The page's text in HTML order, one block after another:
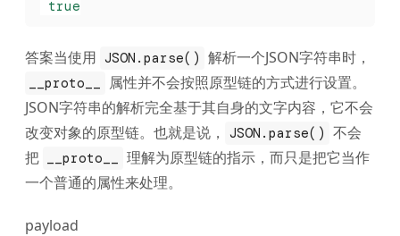
true
答案当使用 JSON.parse() 解析一个JSON字符串时，
__proto__
属性并不会按照原型链的方式进行设置。
JSON字符串的解析完全基于其自身的文字内容，它不会
改变对象的原型链。也就是说，
JSON.parse() 不会
把
__proto__
理解为原型链的指示，而只是把它当作
一个普通的属性来处理。
payload